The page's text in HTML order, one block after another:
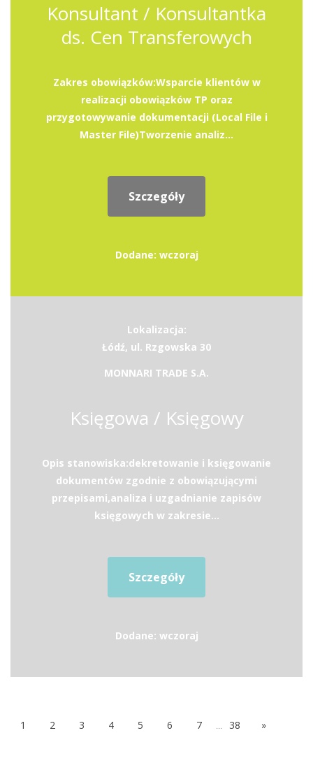
Konsultant / Konsultantka
ds. Cen Transferowych
Zakres obowiązków:Wsparcie klientów w
realizacji obowiązków TP oraz
przygotowywanie dokumentacji (Local File i
Master File)Tworzenie analiz...
Szczegóły
Dodane: wczoraj
Lokalizacja:
Łódź, ul. Rzgowska 30
MONNARI TRADE S.A.
Księgowa / Księgowy
Opis stanowiska:dekretowanie i księgowanie
dokumentów zgodnie z obowiązującymi
przepisami,analiza i uzgadnianie zapisów
księgowych w zakresie...
Szczegóły
Dodane: wczoraj
1 2 3 4 5 6 7 ... 38 »